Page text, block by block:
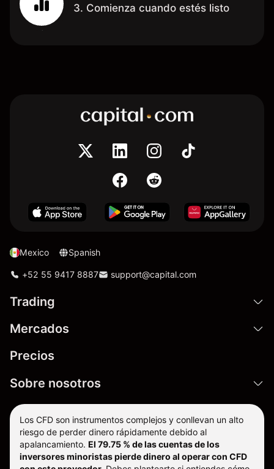
3. Comienza cuando estés listo
Mexico Spanish
+52 55 9417 8887 support@capital.com
Trading
Mercados
Precios
Sobre nosotros
Los CFD son instrumentos complejos y conllevan un alto
riesgo de perder dinero rápidamente debido al
apalancamiento. El 79.75 % de las cuentas de los
inversores minoristas pierde dinero al operar con CFD